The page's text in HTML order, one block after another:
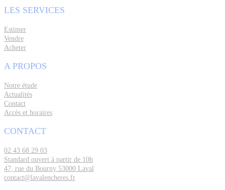
LES SERVICES
Estimer
Vendre
Acheter
A PROPOS
Notre étude
Actualités
Contact
Accès et horaires
CONTACT
02 43 68 29 03
Standard ouvert à partir de 10h
47, rue du Bourny 53000 Laval
contact@lavalencheres.fr